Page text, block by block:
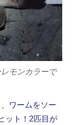
モンカラーで
ワームをソー
ット！2匹目が